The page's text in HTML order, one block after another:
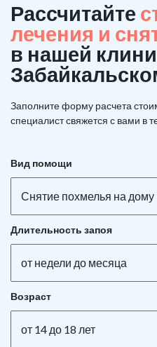
Рассчитайте
лечения и
в нашей
Заполните форму расчета
специалист свяжется с вами в
Вид помощи
Снятие похмелья на дому
Длительность запоя
от недели до месяца
Возраст
от 14 до 18 лет